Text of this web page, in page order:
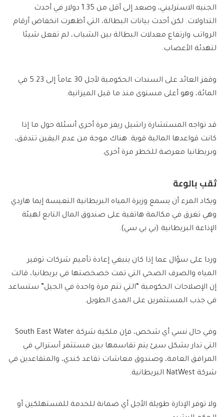
الجنيه الاسترليني، وصعد إلى أقل من 1.35 دولار في أحدث
التداولات. لكن أحدث بيانات البطالة، التي أظهرت انخفاض أرقام
الرواتب وارتفاع معدلات البطالة بين الشباب، لم تفعل شيئا
لتهدئة الأعصاب.
وقفز العائد على السندات الحكومية لأجل 30 عاماً إلى 5.23 في
المائة، وهو أعلى مستوى منذ ما قبل الميزانية.
قد تواجه المستشارة راشيل ريفز مرة أخرى أسئلة حول ما إذا
كانت قواعدها المالية قوية. هناك موجة من عدم اليقين تتدفق،
وبريطانيا معرضة للخطر مرة أخرى.
ثقب بالوعة
ويكاد المرء أن يسمع وزيرة المياه البريطانية التعيسة إيما هاردي
وهي تغرق في مكالمة هاتفية على صندوق المال التابع لهيئة
الإذاعة البريطانية (بي بي سي).
وردا على سؤال عما إذا كان ينبغي إعادة تأميم شركات توفير
المياه والصرف الصحي التي تمت خصخصتها في بريطانيا، قالت
إن الإصلاحات الحكومية “التي تتم مرة واحدة في الجيل” ستساعد
في جذب المستثمرين على المدى الطويل.
وفي حال نسي أي شخص، فإن ملكية شركة South East Water
التي تدار بشكل سيئ يتم تقاسمها بين مستثمر أسترالي في
المرافق العامة، وصندوق معاشات تقاعد كندي، والمتقاعدين في
شركة NatWest البريطانية.
ولا توفر الإدارة طويلة الأجل أي ضمانة للخدمة للمستهلكين أو